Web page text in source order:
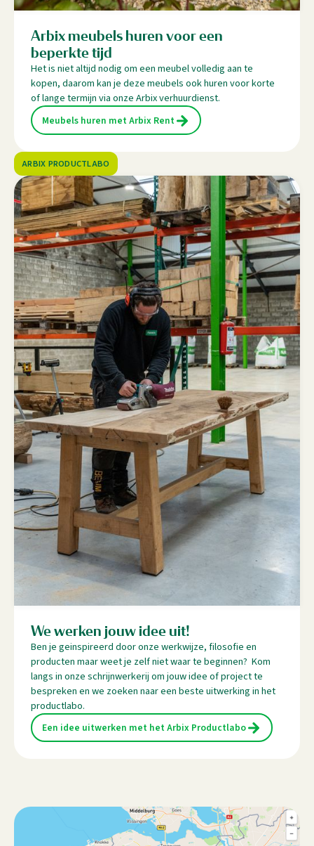
Arbix meubels huren voor een
beperkte tijd
Het is niet altijd nodig om een meubel volledig aan te
kopen, daarom kan je deze meubels ook huren voor korte
of lange termijn via onze Arbix verhuurdienst.
Meubels huren met Arbix Rent
ARBIX PRODUCTLABO
We werken jouw idee uit!
Ben je geinspireerd door onze werkwijze, filosofie en
producten maar weet je zelf niet waar te beginnen? Kom
langs in onze schrijnwerkerij om jouw idee of project te
bespreken en we zoeken naar een beste uitwerking in het
productlabo.
Een idee uitwerken met het Arbix Productlabo